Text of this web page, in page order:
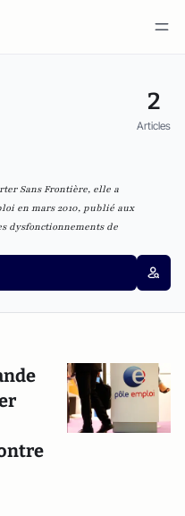
2
Articles
Sans Frontière, elle a
en mars 2010, publié aux
dysfonctionnements de